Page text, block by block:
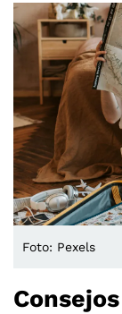
Foto: Pexels